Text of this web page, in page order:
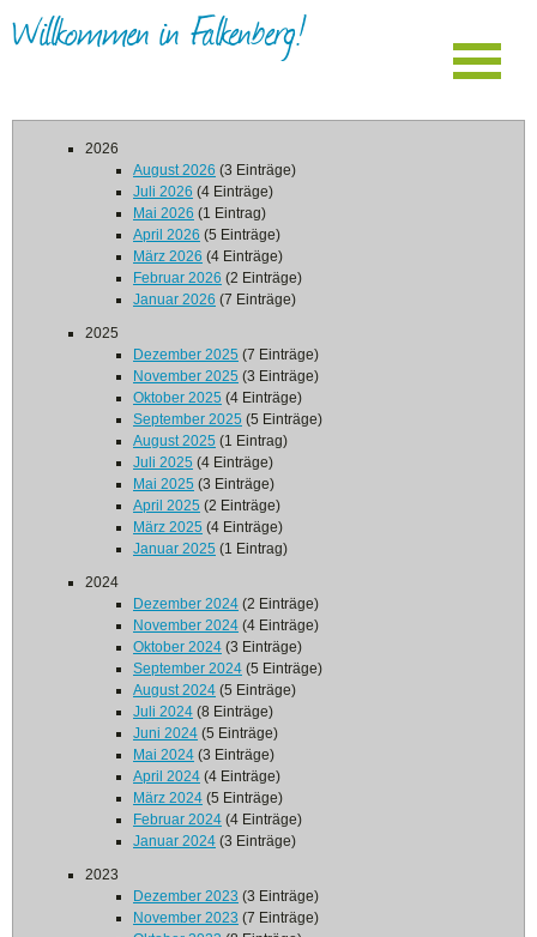
Willkommen in Falkenberg!
2026
August 2026 (3 Einträge)
Juli 2026 (4 Einträge)
Mai 2026 (1 Eintrag)
April 2026 (5 Einträge)
März 2026 (4 Einträge)
Februar 2026 (2 Einträge)
Januar 2026 (7 Einträge)
2025
Dezember 2025 (7 Einträge)
November 2025 (3 Einträge)
Oktober 2025 (4 Einträge)
September 2025 (5 Einträge)
August 2025 (1 Eintrag)
Juli 2025 (4 Einträge)
Mai 2025 (3 Einträge)
April 2025 (2 Einträge)
März 2025 (4 Einträge)
Januar 2025 (1 Eintrag)
2024
Dezember 2024 (2 Einträge)
November 2024 (4 Einträge)
Oktober 2024 (3 Einträge)
September 2024 (5 Einträge)
August 2024 (5 Einträge)
Juli 2024 (8 Einträge)
Juni 2024 (5 Einträge)
Mai 2024 (3 Einträge)
April 2024 (4 Einträge)
März 2024 (5 Einträge)
Februar 2024 (4 Einträge)
Januar 2024 (3 Einträge)
2023
Dezember 2023 (3 Einträge)
November 2023 (7 Einträge)